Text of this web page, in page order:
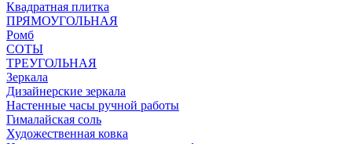
Квадратная плитка
ПРЯМОУГОЛЬНАЯ
Ромб
СОТЫ
ТРЕУГОЛЬНАЯ
Зеркала
Дизайнерские зеркала
Настенные часы ручной работы
Гималайская соль
Художественная ковка